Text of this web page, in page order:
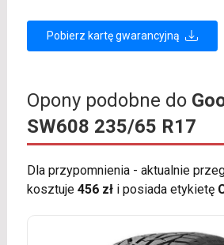
Pobierz kartę gwarancyjną
Opony podobne do
SW608 235/65 R17
Dla przypomnienia - aktualnie
kosztuje 456 złi posiada etykietę